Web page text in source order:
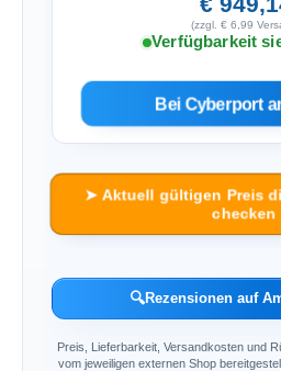
(zzgl. € 6,99
Verfügbarkeit
Bei Cyberport
➤ Aktuell gültigen Preis
checken
🔍Rezensionen auf
Preis, Lieferbarkeit, Versandkosten und
vom jeweiligen externen Shop